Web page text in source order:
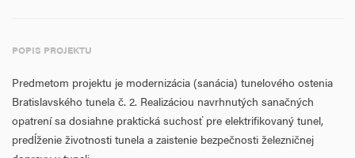
POPIS PROJEKTU
Predmetom projektu je modernizácia (sanácia) tunelového ostenia
Bratislavského tunela č. 2. Realizáciou navrhnutých sanačných
opatrení sa dosiahne praktická suchosť pre elektrifikovaný tunel,
predĺženie životnosti tunela a zaistenie bezpečnosti železničnej